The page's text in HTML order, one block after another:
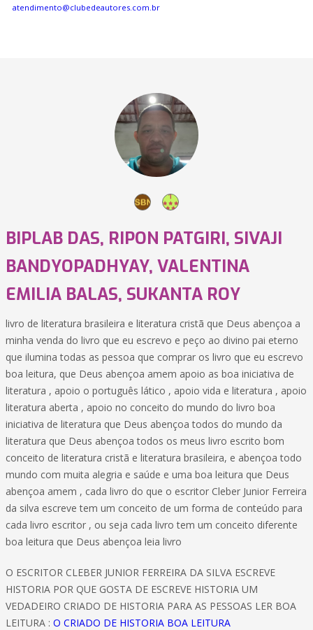
atendimento@clubedeautores.com.br
BIPLAB DAS, RIPON PATGIRI, SIVAJI
BANDYOPADHYAY, VALENTINA
EMILIA BALAS, SUKANTA ROY
livro de literatura brasileira e literatura cristã que Deus abençoa a
minha venda do livro que eu escrevo e peço ao divino pai eterno
que ilumina todas as pessoa que comprar os livro que eu escrevo
boa leitura, que Deus abençoa amem apoio as boa iniciativa de
literatura , apoio o português lático , apoio vida e literatura , apoio
literatura aberta , apoio no conceito do mundo do livro boa
iniciativa de literatura que Deus abençoa todos do mundo da
literatura que Deus abençoa todos os meus livro escrito bom
conceito de literatura cristã e literatura brasileira, e abençoa todo
mundo com muita alegria e saúde e uma boa leitura que Deus
abençoa amem , cada livro do que o escritor Cleber Junior Ferreira
da silva escreve tem um conceito de um forma de conteúdo para
cada livro escritor , ou seja cada livro tem um conceito diferente
boa leitura que Deus abençoa leia livro
O ESCRITOR CLEBER JUNIOR FERREIRA DA SILVA ESCREVE
HISTORIA POR QUE GOSTA DE ESCREVE HISTORIA UM
VEDADEIRO CRIADO DE HISTORIA PARA AS PESSOAS LER BOA
LEITURA : O CRIADO DE HISTORIA BOA LEITURA